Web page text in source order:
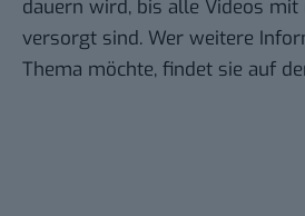
dauern wird, bis alle Videos mit
versorgt sind. Wer weitere
Thema möchte, findet sie auf